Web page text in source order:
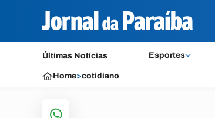
Últimas Notícias Esportes
Home>cotidiano